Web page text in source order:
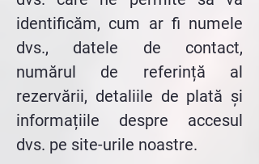
identificăm, cum ar fi numele
dvs., datele de contact,
numărul de referință al
rezervării, detaliile de plată și
informațiile despre accesul
dvs. pe site-urile noastre.